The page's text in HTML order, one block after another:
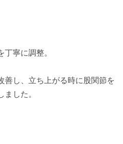
寧に調整。
善し、立ち上がる時に股関節を
した。